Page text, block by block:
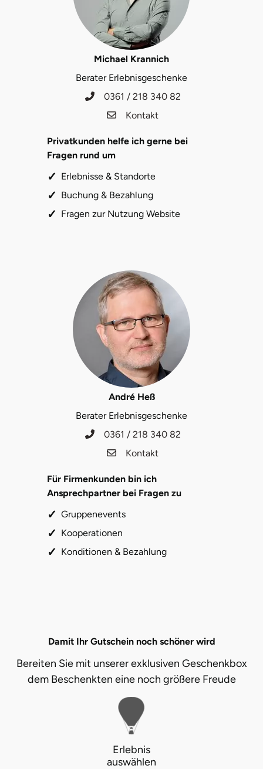
Michael Krannich
Berater Erlebnisgeschenke
0361 / 218 340 82
Kontakt
Privatkunden helfe ich gerne bei
Fragen rund um
Erlebnisse & Standorte
Buchung & Bezahlung
Fragen zur Nutzung Website
André Heß
Berater Erlebnisgeschenke
0361 / 218 340 82
Kontakt
Für Firmenkunden bin ich
Ansprechpartner bei Fragen zu
Gruppenevents
Kooperationen
Konditionen & Bezahlung
Damit Ihr Gutschein noch schöner wird
Bereiten Sie mit unserer exklusiven Geschenkbox
dem Beschenkten eine noch größere Freude
Erlebnis
auswählen